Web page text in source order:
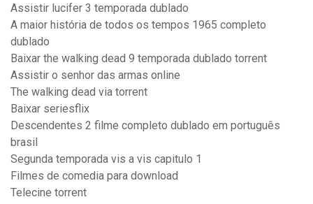
Assistir lucifer 3 temporada dublado
A maior história de todos os tempos 1965 completo
dublado
Baixar the walking dead 9 temporada dublado torrent
Assistir o senhor das armas online
The walking dead via torrent
Baixar seriesflix
Descendentes 2 filme completo dublado em português
brasil
Segunda temporada vis a vis capitulo 1
Filmes de comedia para download
Telecine torrent